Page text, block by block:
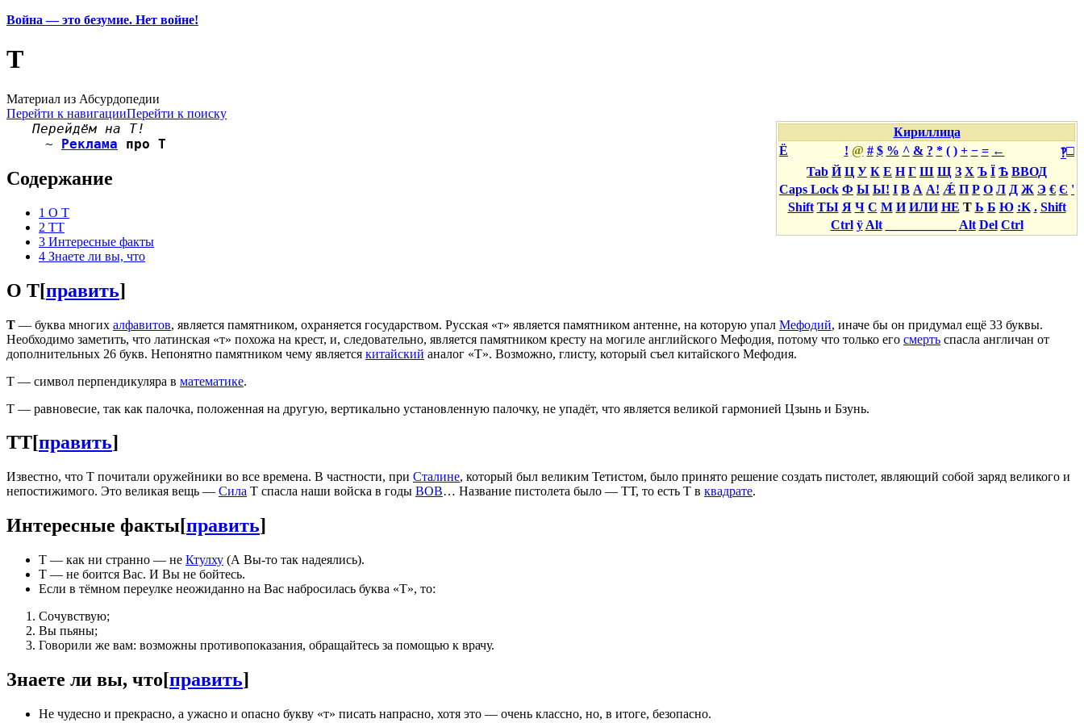
Война — это безумие. Нет войне!
Т
Материал из Абсурдопедии
Перейти к навигацииПерейти к поиску
Кириллица
Ё
□
‽
! @ # $ % ^ & ? * ( ) + − = ←
Tab Й Ц У К Е Н Г Ш Щ З Х Ъ Ї Ѣ ВВОД
Caps Lock Ф Ы Ы! І В А А! Ǽ П Р О Л Д Ж Э € Є '
Shift ТЫ Я Ч С М И ИЛИ НЕ Т Ь Б Ю :K . Shift
Ctrl ÿ Alt Alt Del Ctrl
Перейдём на Т!
~ Реклама про Т
Содержание
1 О Т
2 ТТ
3 Интересные факты
4 Знаете ли вы, что
О Т[править]
Т — буква многих алфавитов, является памятником, охраняется государством. Русская «т» является памятником антенне, на которую упал Мефодий, иначе бы он придумал ещё 33 буквы.
Необходимо заметить, что латинская «т» похожа на крест, и, следовательно, является памятником кресту на могиле английского Мефодия, потому что только его смерть спасла англичан от
дополнительных 26 букв. Непонятно памятником чему является китайский аналог «Т». Возможно, глисту, который съел китайского Мефодия.
Т — символ перпендикуляра в математике.
Т — равновесие, так как палочка, положенная на другую, вертикально установленную палочку, не упадёт, что является великой гармонией Цзынь и Бзунь.
ТТ[править]
Известно, что Т почитали оружейники во все времена. В частности, при Сталине, который был великим Тетистом, было принято решение создать пистолет, являющий собой заряд великого и
непостижимого. Это великая вещь — Сила Т спасла наши войска в годы ВОВ… Название пистолета было — ТТ, то есть Т в квадрате.
Интересные факты[править]
Т — как ни странно — не Ктулху (А Вы-то так надеялись).
Т — не боится Вас. И Вы не бойтесь.
Если в тёмном переулке неожиданно на Вас набросилась буква «Т», то:
Сочувствую;
Вы пьяны;
Говорили же вам: возможны противопоказания, обращайтесь за помощью к врачу.
Знаете ли вы, что[править]
Не чудесно и прекрасно, а ужасно и опасно букву «т» писать напрасно, хотя это — очень классно, но, в итоге, безопасно.